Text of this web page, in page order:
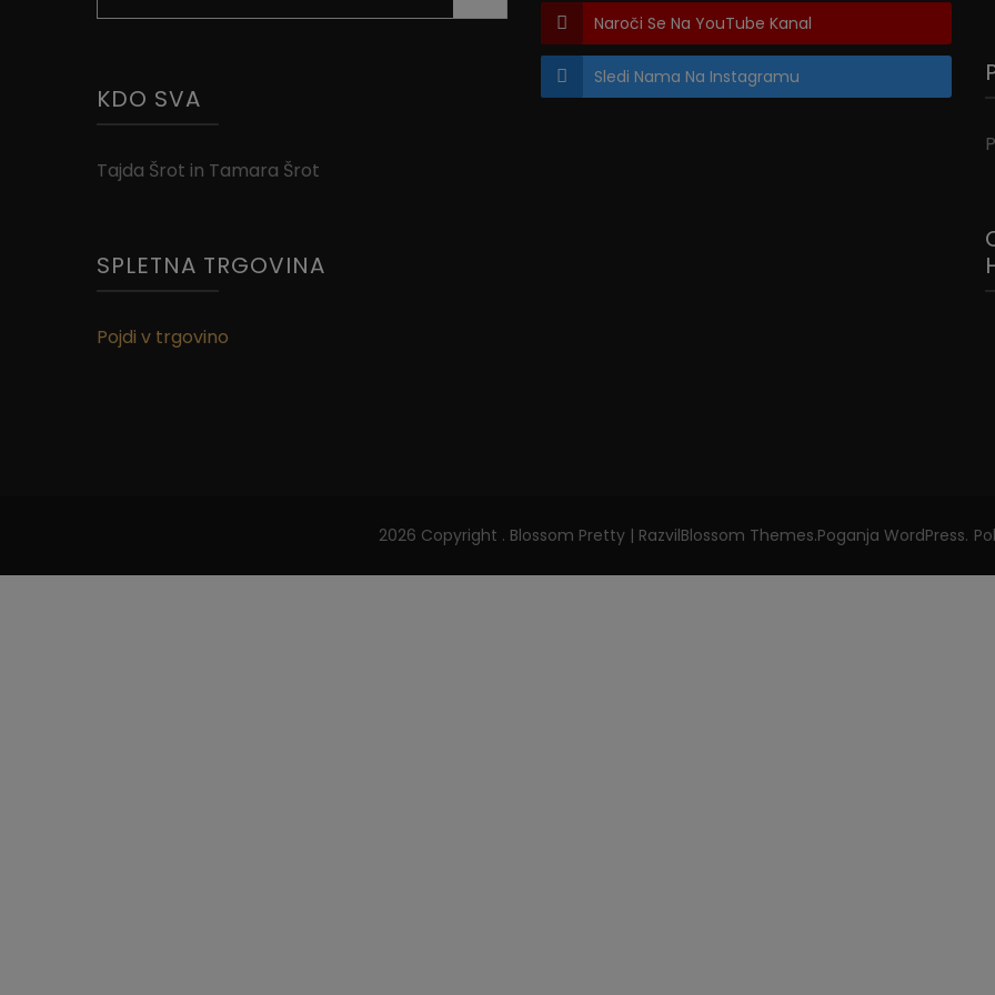
KDO SVA
Tajda Šrot in Tamara Šrot
SPLETNA TRGOVINA
Pojdi v trgovino
Naroči Se Na YouTube Kanal
Sledi Nama Na Instagramu
2026 Copyright . Blossom Pretty | RazvilBlossom Themes.Poganja WordPress.